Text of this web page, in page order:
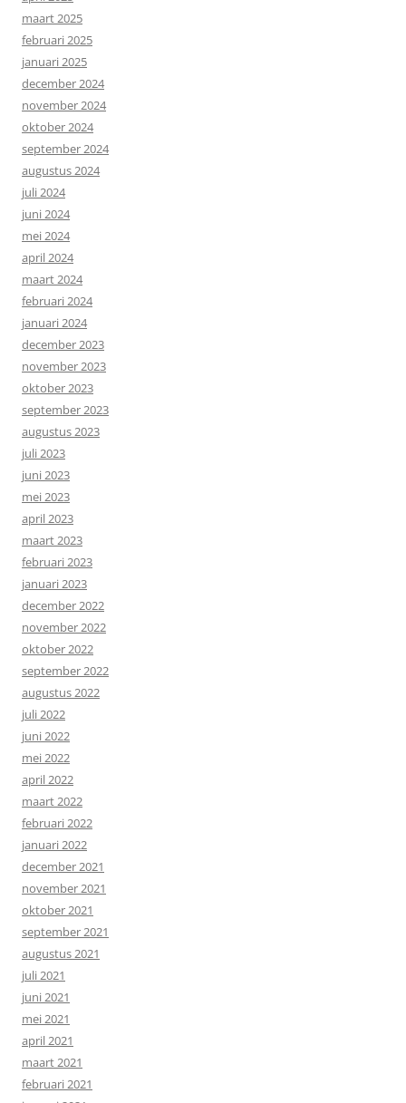
maart 2025
februari 2025
januari 2025
december 2024
november 2024
oktober 2024
september 2024
augustus 2024
juli 2024
juni 2024
mei 2024
april 2024
maart 2024
februari 2024
januari 2024
december 2023
november 2023
oktober 2023
september 2023
augustus 2023
juli 2023
juni 2023
mei 2023
april 2023
maart 2023
februari 2023
januari 2023
december 2022
november 2022
oktober 2022
september 2022
augustus 2022
juli 2022
juni 2022
mei 2022
april 2022
maart 2022
februari 2022
januari 2022
december 2021
november 2021
oktober 2021
september 2021
augustus 2021
juli 2021
juni 2021
mei 2021
april 2021
maart 2021
februari 2021